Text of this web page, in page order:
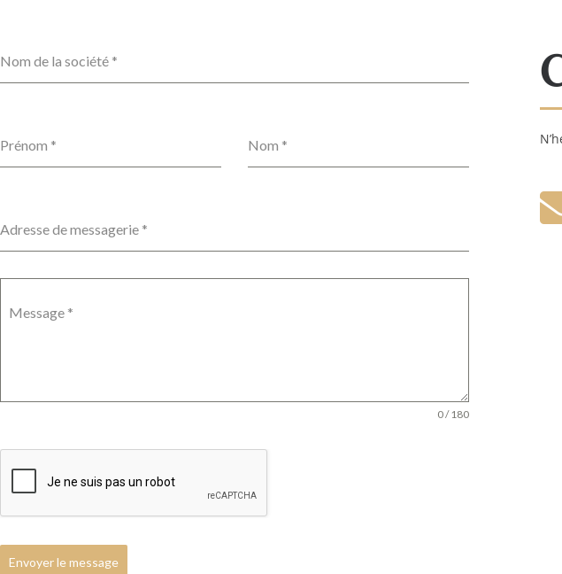
Nom de la société *
Prénom * Nom *
Adresse de messagerie *
Message *
0 / 180
Envoyer le message